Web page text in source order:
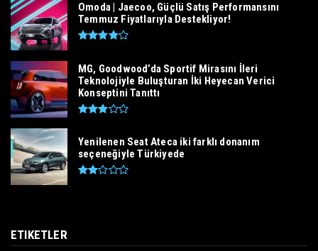
Omoda | Jaecoo, Güçlü Satış Performansını
Temmuz Fiyatlarıyla Destekliyor!
MG, Goodwood’da Sportif Mirasını İleri
Teknolojiyle Buluşturan İki Heyecan Verici
Konseptini Tanıttı
Yenilenen Seat Ateca iki farklı donanım
seçeneğiyle Türkiyede
ETIKETLER